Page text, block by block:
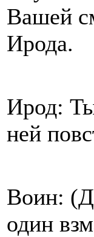
Вашей
Ирода.
Ирод:
ней
Воин:
один